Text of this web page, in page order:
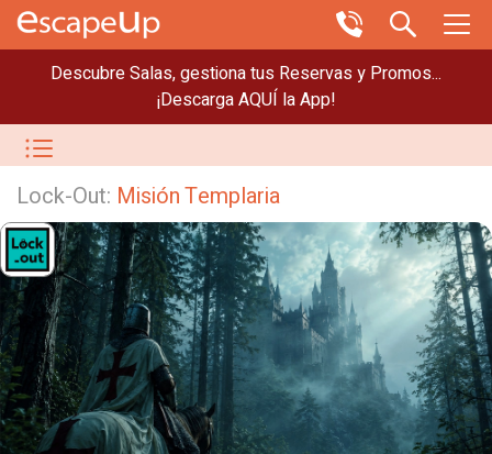
Descubre Salas, gestiona tus Reservas y Promos...
¡Descarga AQUÍ la App!
Lock-Out: Misión Templaria